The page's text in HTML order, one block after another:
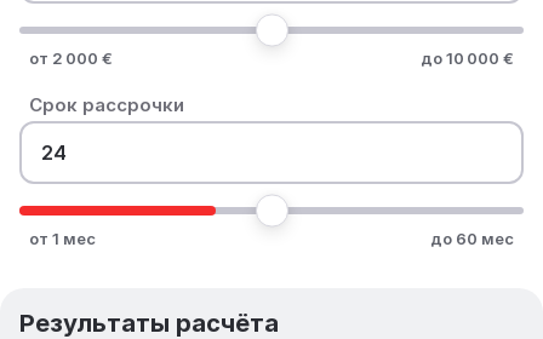
от 2 000 € до 10 000 €
Срок рассрочки
от 1 мес до 60 мес
Результаты расчёта